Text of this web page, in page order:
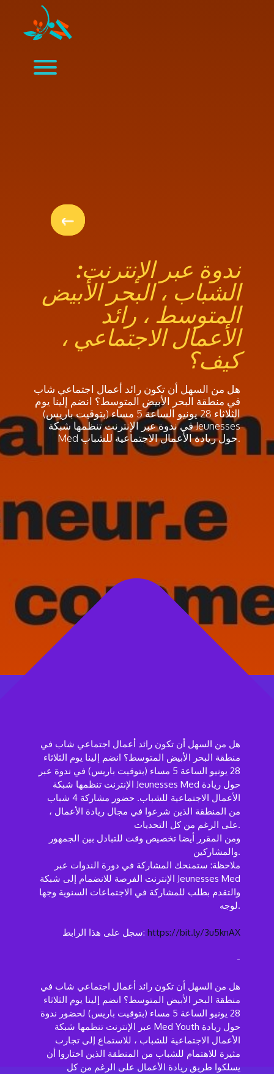
ندوة عبر الإنترنت:
الشباب ، البحر الأبيض
المتوسط ، رائد
الأعمال الاجتماعي ،
كيف؟
هل من السهل أن تكون رائد أعمال اجتماعي شاب
في منطقة البحر الأبيض المتوسط؟ انضم إلينا يوم
الثلاثاء 28 يونيو الساعة 5 مساء (بتوقيت باريس)
في ندوة عبر الإنترنت تنظمها شبكة Jeunesses
Med حول ريادة الأعمال الاجتماعية للشباب.
هل من السهل أن تكون رائد أعمال اجتماعي شاب في
منطقة البحر الأبيض المتوسط؟ انضم إلينا يوم الثلاثاء
28 يونيو الساعة 5 مساء (بتوقيت باريس) في ندوة عبر
الإنترنت تنظمها شبكة Jeunesses Med حول ريادة
الأعمال الاجتماعية للشباب. حضور مشاركة 4 شباب
من المنطقة الذين شرعوا في مجال ريادة الأعمال ،
على الرغم من كل التحديات.
ومن المقرر أيضا تخصيص وقت للتبادل بين الجمهور
والمشاركين.
ملاحظة: ستمنحك المشاركة في دورة الندوات عبر
الإنترنت الفرصة للانضمام إلى شبكة Jeunesses Med
والتقدم بطلب للمشاركة في الاجتماعات السنوية وجها
لوجه.
سجل على هذا الرابط: https://bit.ly/3u5knAX
-
هل من السهل أن تكون رائد أعمال اجتماعي شاب في
منطقة البحر الأبيض المتوسط؟ انضم إلينا يوم الثلاثاء
28 يونيو الساعة 5 مساء (بتوقيت باريس) لحضور ندوة
عبر الإنترنت تنظمها شبكة Med Youth حول ريادة
الأعمال الاجتماعية للشباب ، للاستماع إلى تجارب
مثيرة للاهتمام للشباب من المنطقة الذين اختاروا أن
يسلكوا طريق ريادة الأعمال على الرغم من كل